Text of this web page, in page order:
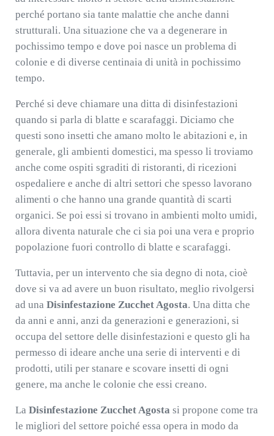
perché portano sia tante malattie che anche danni
strutturali. Una situazione che va a degenerare in
pochissimo tempo e dove poi nasce un problema di
colonie e di diverse centinaia di unità in pochissimo
tempo.
Perché si deve chiamare una ditta di disinfestazioni
quando si parla di blatte e scarafaggi. Diciamo che
questi sono insetti che amano molto le abitazioni e, in
generale, gli ambienti domestici, ma spesso li troviamo
anche come ospiti sgraditi di ristoranti, di ricezioni
ospedaliere e anche di altri settori che spesso lavorano
alimenti o che hanno una grande quantità di scarti
organici. Se poi essi si trovano in ambienti molto umidi,
allora diventa naturale che ci sia poi una vera e proprio
popolazione fuori controllo di blatte e scarafaggi.
Tuttavia, per un intervento che sia degno di nota, cioè
dove si va ad avere un buon risultato, meglio rivolgersi
ad una Disinfestazione Zucchet Agosta. Una ditta che
da anni e anni, anzi da generazioni e generazioni, si
occupa del settore delle disinfestazioni e questo gli ha
permesso di ideare anche una serie di interventi e di
prodotti, utili per stanare e scovare insetti di ogni
genere, ma anche le colonie che essi creano.
La Disinfestazione Zucchet Agosta si propone come tra
le migliori del settore poiché essa opera in modo da